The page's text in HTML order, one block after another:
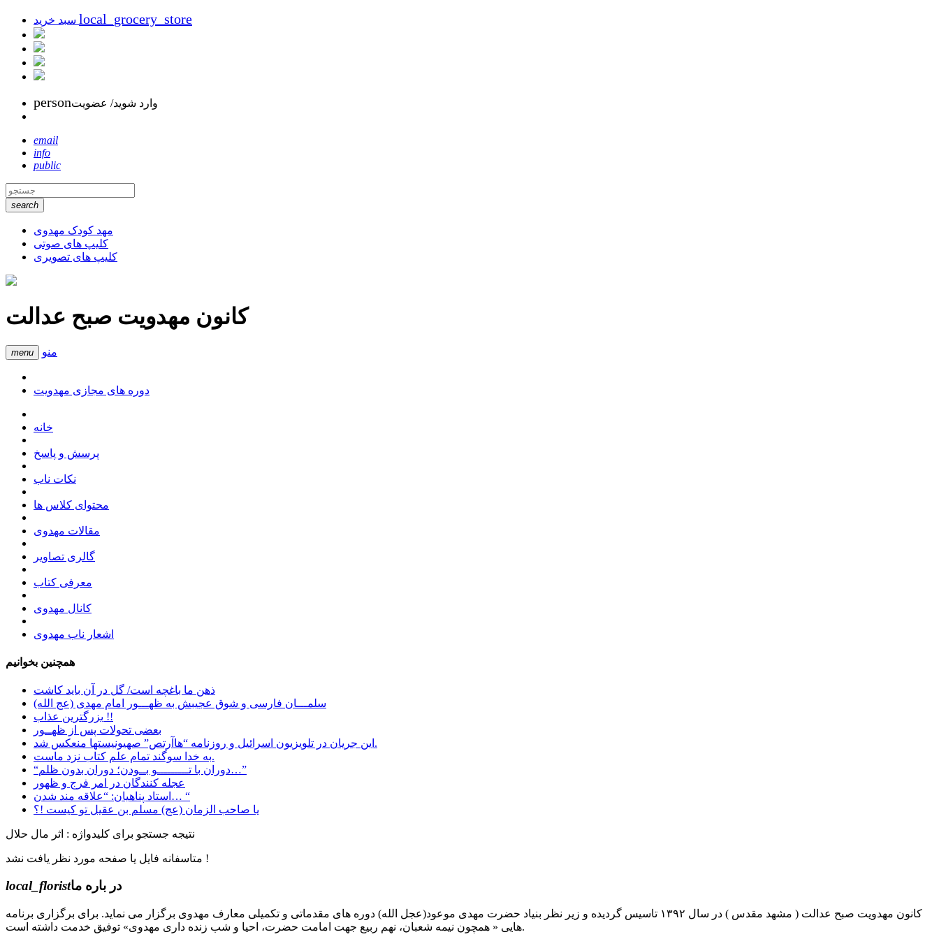
local_grocery_store
personوارد شوید/ عضویت
email
info
public
search
مهد کودک مهدوی
کلیپ های صوتی
کلیپ های تصویری
کانون مهدویت صبح عدالت
menu منو
دوره های مجازی مهدویت
خانه
پرسش و پاسخ
نکات ناب
محتوای کلاس ها
مقالات مهدوی
گالری تصاویر
معرفی کتاب
کانال مهدوی
اشعار ناب مهدوی
همچنین بخوانیم
ﺫﻫﻦ ﻣﺎ ﺑﺎﻏﭽﻪ ﺍﺳﺖ/ ﮔﻞ ﺩﺭ ﺁﻥ ﺑﺎﯾﺪ ﮐﺎﺷﺖ
سلمـــان فارسی و شوق عجیبش به ظهـــور امام مهدی (عج الله)
بزرگترین عذاب !!
بعضی تحولات پس از ظهــور
این جریان در تلویزیون اسرائیل و روزنامه “هاآرتص” صهیونیستها منعکس شد.
به خدا سوگند تمام علم کتاب نزد ماست.
“دوران با تـــــــــو بــودن؛ دوران بدون ظلم…”
عجله کنندگان در امر فرج و ظهور
استاد پناهیان: “علاقه مند شدن… “
یا صاحب الزمان (عج) مسلم بن عقیل تو کیست !؟
نتیجه جستجو برای کلیدواژه : اثر مال حلال
متاسفانه فایل یا صفحه مورد نظر یافت نشد !
local_floristدر باره ما
کانون مهدویت صبح عدالت ( مشهد مقدس ) در سال ۱۳۹۲ تاسیس گردیده و زیر نظر بنیاد حضرت مهدی موعود(عجل الله) دوره های مقدماتی و تکمیلی معارف مهدوی برگزار می نماید. برای برگزاری برنامه
هایی « همچون نیمه شعبان، نهم ربیع جهت امامت حضرت، احیا و شب زنده داری مهدوی» توفیق خدمت داشته است.